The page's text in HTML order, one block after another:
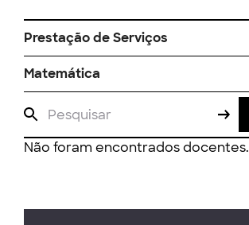
Prestação de Serviços
Matemática
Não foram encontrados docentes.